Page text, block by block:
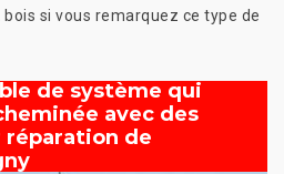
si vous remarquez ce type de
de système qui
avec des
réparation de